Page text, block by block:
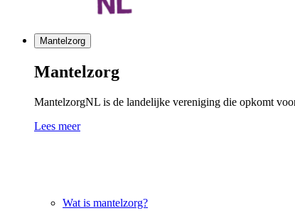
Mantelzorg
Mantelzorg
MantelzorgNL is de landelijke vereniging die opkomt
Lees meer
Wat is mantelzorg?